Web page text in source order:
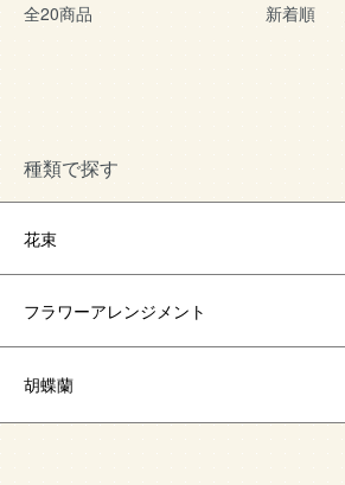
全20商品 新着順
種類で探す
花束
フラワーアレンジメント
胡蝶蘭